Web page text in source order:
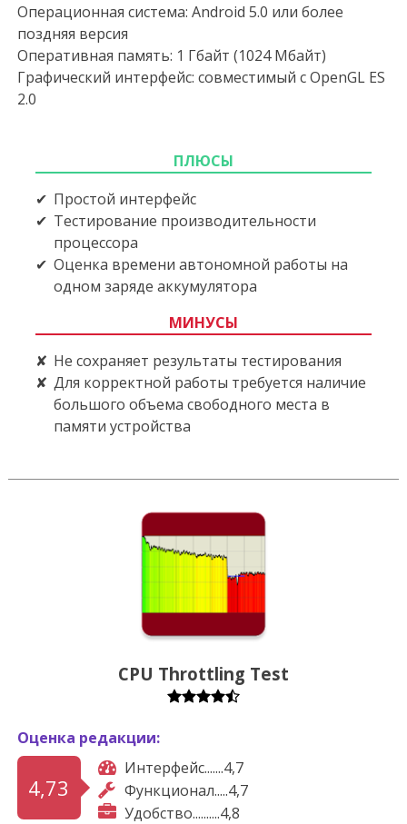
Операционная система: Android 5.0 или более
поздняя версия
Оперативная память: 1 Гбайт (1024 Мбайт)
Графический интерфейс: совместимый с OpenGL ES
2.0
ПЛЮСЫ
Простой интерфейс
Тестирование производительности
процессора
Оценка времени автономной работы на
одном заряде аккумулятора
МИНУСЫ
Не сохраняет результаты тестирования
Для корректной работы требуется наличие
большого объема свободного места в
памяти устройства
CPU Throttling Test
Оценка редакции:
4,73
Интерфейс.......4,7
Функционал.....4,7
Удобство..........4,8